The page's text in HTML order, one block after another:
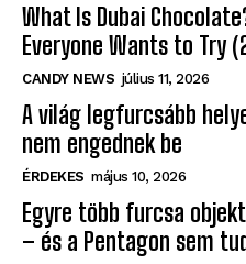
What Is Dubai
Everyone Wants to Try
CANDY NEWS július 11, 2026
A világ legfurcsább
nem engednek be
ÉRDEKES május 10, 2026
Egyre több furcsa
– és a Pentagon sem